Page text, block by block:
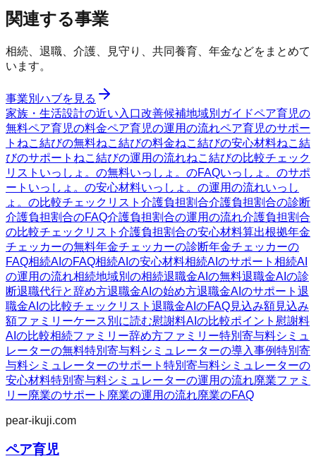
関連する事業
相続、退職、介護、見守り、共同養育、年金などをまとめて
います。
事業別ハブを見る
家族・生活設計の近い入口改善候補地域別ガイドペア育児の
無料ペア育児の料金ペア育児の運用の流れペア育児のサポー
ト ねこ結びの無料ねこ結びの料金ねこ結びの安心材料ねこ結
びのサポート ねこ結びの運用の流れねこ結びの比較チェック
リスト いっしょ。の無料いっしょ。のFAQいっしょ。のサポ
ート いっしょ。の安心材料いっしょ。の運用の流れいっし
ょ。の比較チェックリスト 介護負担割合介護負担割合の診断
介護負担割合のFAQ介護負担割合の運用の流れ介護負担割合
の比較チェックリスト 介護負担割合の安心材料算出根拠年金
チェッカーの無料年金チェッカーの診断年金チェッカーの
FAQ相続AIのFAQ相続AIの安心材料相続AIのサポート 相続AI
の運用の流れ相続地域別の相続退職金AIの無料退職金AIの診
断退職代行と辞め方退職金AIの始め方退職金AIのサポート 退
職金AIの比較チェックリスト 退職金AIのFAQ見込み額見込み
額ファミリーケース別に読む慰謝料AIの比較ポイント 慰謝料
AIの比較相続ファミリー辞め方ファミリー特別寄与料シミュ
レーターの無料特別寄与料シミュレーターの導入事例特別寄
与料シミュレーターのサポート 特別寄与料シミュレーターの
安心材料特別寄与料シミュレーターの運用の流れ廃業ファミ
リー廃業のサポート 廃業の運用の流れ廃業のFAQ
pear-ikuji.com
ペア育児